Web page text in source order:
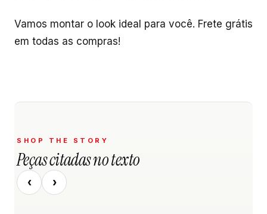
Vamos montar o look ideal para você. Frete grátis
em todas as compras!
SHOP THE STORY
Peças citadas no texto
‹ ›